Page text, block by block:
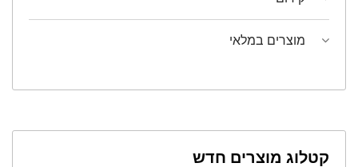
מוצרים במלאי
קטלוג מוצרים חדש